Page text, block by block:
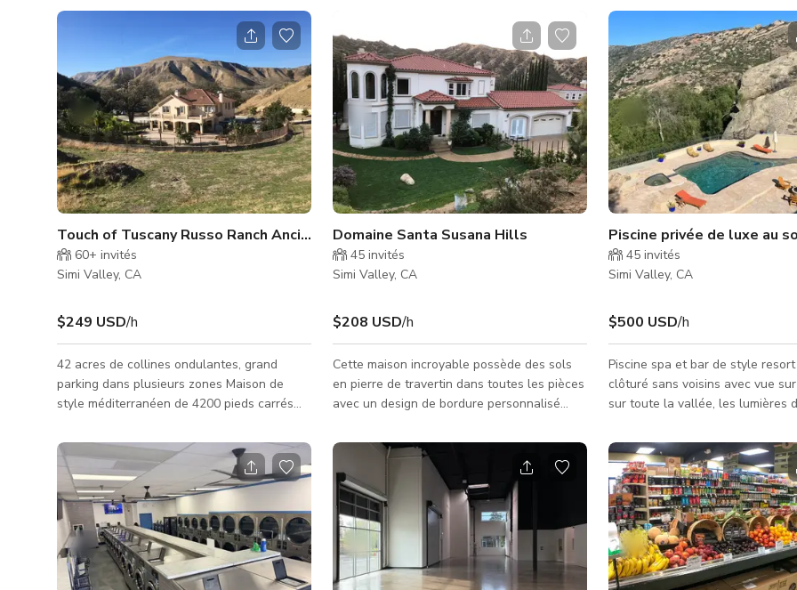
mène à une belle porte en verre biseauté et
dans une maison spectaculaire offrant un
plan lumineux et ouvert avec cinq chambres
(dont une grande salle bonus) plus une
salle média. La cuisine gastronomique
spacieuse comprend un grand îlot central,
des plans de travail en granit, des appareils
en acier inox
séances photo. Ce lieu
été présenté dans de nombreux
hollywoodiens célèbres, en
très recherché par les cinéastes
Que vous recherchiez une
classique de billard vintage ou
bar élégant, ce lieu offre des
infinies pour des visue
Touch of Tuscany Russo Ranch Ancient Oaks ! TMZ
60+ invités
Simi Valley, CA
$249 USD/h
42 acres de collines ondulantes, grand
parking dans plusieurs zones Maison de
style méditerranéen de 4200 pieds carrés
pièces, sentiers pour chevaux, grange, camp
de base et parking pour l'équipe sur la
propriété cachée par la montagne, allée de
500 pieds Immense espace pour installation
supplémentaire - possibilités infinies Routes
de campagne partout PRIVÉ sans maisons
visibles ! VIEUX CHÊNES IMMENSES
Domaine Santa Susana Hills
45 invités
Simi Valley, CA
$208 USD/h
Cette maison incroyable possède des sols
en pierre de travertin dans toutes les pièces
avec un design de bordure personnalisé
et les chambres ont des planchers en bois.
Rez-de-chaussée : Grande cuisine moderne
et gourmande avec un grand îlot. Parfaite
pour les scènes de préparation/cuisine, un
garde-manger walk-in et une table de petit-
déjeuner. Le grand salon familial est à côté
de la cuisine avec une disposition ouverte,
une cheminée en
Piscine privée de luxe au
45 invités
Simi Valley, CA
$500 USD/h
Piscine spa et bar de style
clôturé sans voisins avec vue
sur toute la vallée, les lumières
serviettes, grill à flamme LED
système de haut-parleurs
contrôlé par iPad étanche,
cinéma en plein air, foyer,
et chaises longues en teck
parking clôturé et TOTALEMENT
n'est pas une piscine ordinaire
une maison, c'est